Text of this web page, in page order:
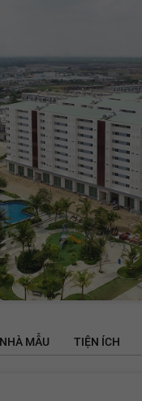
NHÀ MẪU TIỆN ÍCH